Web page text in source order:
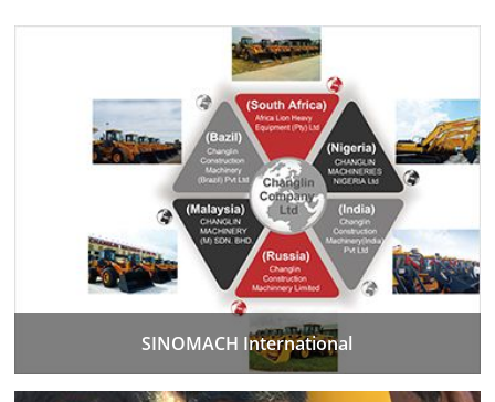
SINOMACH International